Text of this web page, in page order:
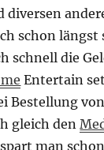
diversen
schon längst
schnell die
Entertain
Bestellung
gleich den
man